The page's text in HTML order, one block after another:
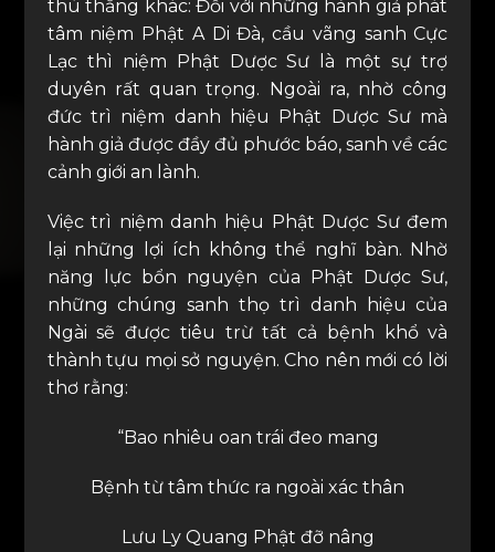
thù thắng khác: Đối với những hành giả phát
tâm niệm Phật A Di Đà, cầu vãng sanh Cực
Lạc thì niệm Phật Dược Sư là một sự trợ
duyên rất quan trọng. Ngoài ra, nhờ công
đức trì niệm danh hiệu Phật Dược Sư mà
hành giả được đầy đủ phước báo, sanh về các
cảnh giới an lành.
Việc trì niệm danh hiệu Phật Dược Sư đem
lại những lợi ích không thể nghĩ bàn. Nhờ
năng lực bổn nguyện của Phật Dược Sư,
những chúng sanh thọ trì danh hiệu của
Ngài sẽ được tiêu trừ tất cả bệnh khổ và
thành tựu mọi sở nguyện. Cho nên mới có lời
thơ rằng:
“Bao nhiêu oan trái đeo mang
Bệnh từ tâm thức ra ngoài xác thân
Lưu Ly Quang Phật đỡ nâng